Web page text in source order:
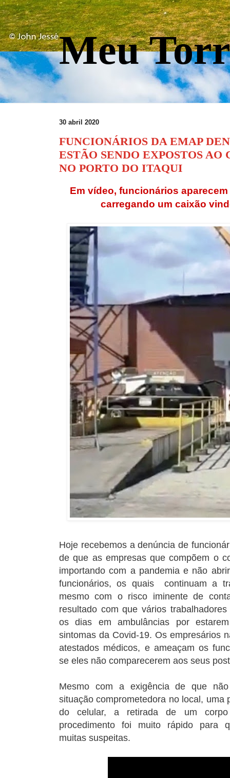
Meu
30 abril 2020
FUNCIONÁRIOS DA EMAP
ESTÃO SENDO EXPOSTOS AO
NO PORTO DO ITAQUI
Em vídeo, funcionários
carregando um caixão
Hoje recebemos a denúncia de
de que as empresas que compõem o
importando com a pandemia e não
funcionários, os quais continuam a
mesmo com o risco iminente de
resultado com que vários
os dias em ambulâncias por
sintomas da Covid-19. Os empresários
atestados médicos, e ameaçam os
se eles não comparecerem aos seus
Mesmo com a exigência de que não
situação comprometedora no local, uma
do celular, a retirada de um
procedimento foi muito rápido para
muitas suspeitas.